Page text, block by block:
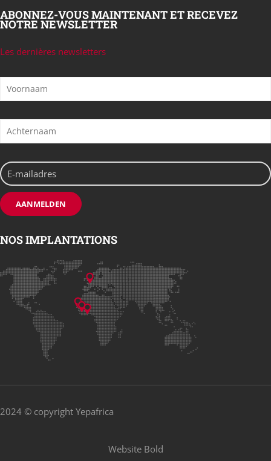
ABONNEZ-VOUS MAINTENANT ET RECEVEZ
NOTRE NEWSLETTER
Les dernières newsletters
NOS IMPLANTATIONS
2024 © copyright Yepafrica
Website Bold